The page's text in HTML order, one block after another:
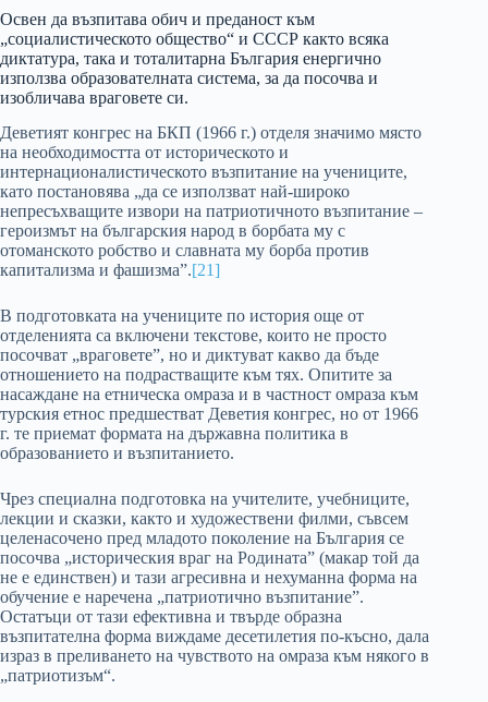
Освен да възпитава обич и преданост към
„социалистическото общество“ и СССР както всяка
диктатура, така и тоталитарна България енергично
използва образователната система, за да посочва и
изобличава враговете си.
Деветият конгрес на БКП (1966 г.) отделя значимо място
на необходимостта от историческото и
интернационалистическото възпитание на учениците,
като постановява „да се използват най-широко
непресъхващите извори на патриотичното възпитание –
героизмът на българския народ в борбата му с
отоманското робство и славната му борба против
капитализма и фашизма”.[21]
В подготовката на учениците по история още от
отделенията са включени текстове, които не просто
посочват „враговете”, но и диктуват какво да бъде
отношението на подрастващите към тях. Опитите за
насаждане на етническа омраза и в частност омраза към
турския етнос предшестват Деветия конгрес, но от 1966
г. те приемат формата на държавна политика в
образованието и възпитанието.
Чрез специална подготовка на учителите, учебниците,
лекции и сказки, както и художествени филми, съвсем
целенасочено пред младото поколение на България се
посочва „историческия враг на Родината” (макар той да
не е единствен) и тази агресивна и нехуманна форма на
обучение е наречена „патриотично възпитание”.
Остатъци от тази ефективна и твърде образна
възпитателна форма виждаме десетилетия по-късно, дала
израз в преливането на чувството на омраза към някого в
„патриотизъм“.